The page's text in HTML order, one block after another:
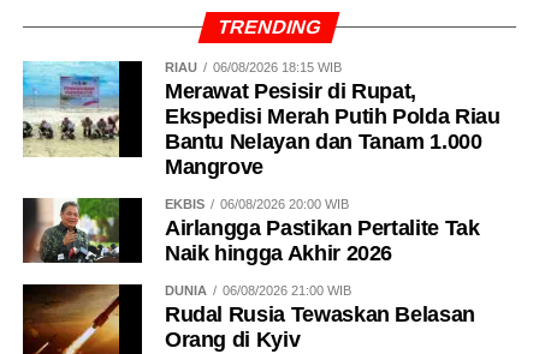
TRENDING
RIAU 06/08/2026 18:15 WIB
Merawat Pesisir di Rupat,
Ekspedisi Merah Putih Polda Riau
Bantu Nelayan dan Tanam 1.000
Mangrove
EKBIS 06/08/2026 20:00 WIB
Airlangga Pastikan Pertalite Tak
Naik hingga Akhir 2026
DUNIA 06/08/2026 21:00 WIB
Rudal Rusia Tewaskan Belasan
Orang di Kyiv